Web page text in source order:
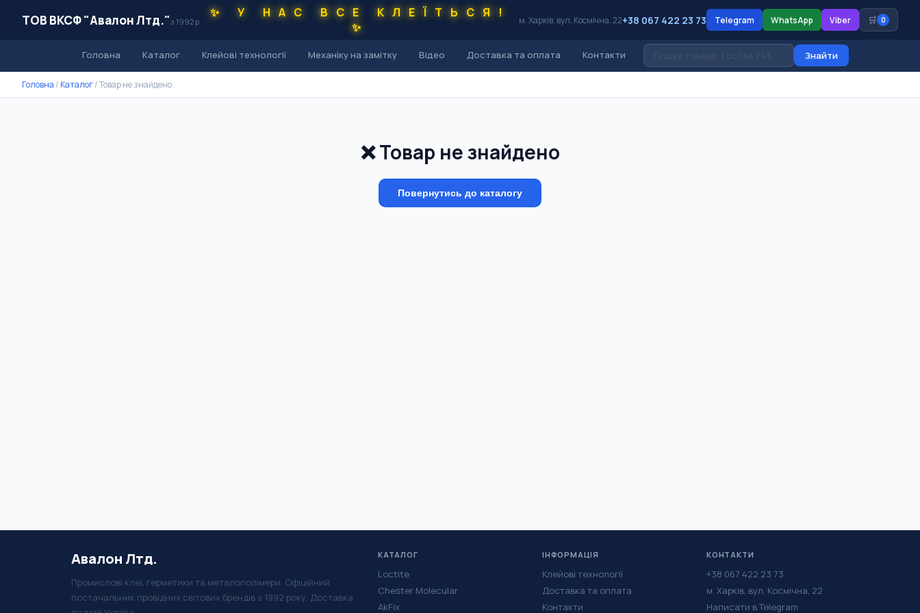
ТОВ ВКСФ "Авалон Лтд."з 1992 р.
✨ У НАС ВСЕ КЛЕЇТЬСЯ!
✨
м. Харків, вул. Космічна, 22+38 067 422 23 73 Telegram WhatsApp Viber 🛒 0
Головна Каталог Клейові технології Механіку на замітку Відео Доставка та оплата Контакти Знайти
Головна / Каталог/Товар не знайдено
❌ Товар не знайдено
Повернутись до каталогу
Авалон Лтд.
Промислові клеї, герметики та металополімери. Офіційний
постачальник провідних світових брендів з 1992 року. Доставка
КАТАЛОГ
Loctite
Chester Molecular
AkFix
ІНФОРМАЦІЯ
Клейові технології
Доставка та оплата
Контакти
КОНТАКТИ
+38 067 422 23 73
м. Харків, вул. Космічна, 22
Написати в Telegram